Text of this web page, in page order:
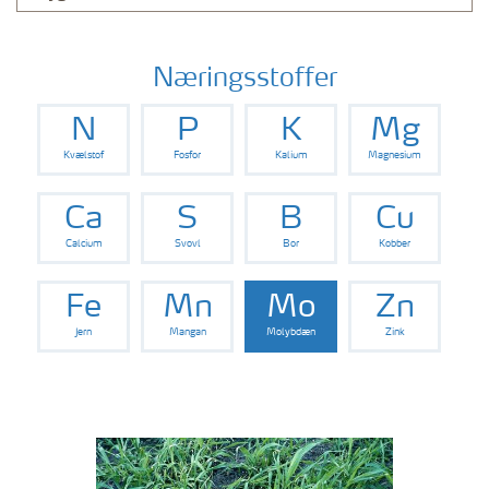
Næringsstoffer
N
Kvælstof
P
Fosfor
K
Kalium
Mg
Magnesium
Ca
Calcium
S
Svovl
B
Bor
Cu
Kobber
Fe
Jern
Mn
Mangan
Mo
Molybdæn
Zn
Zink